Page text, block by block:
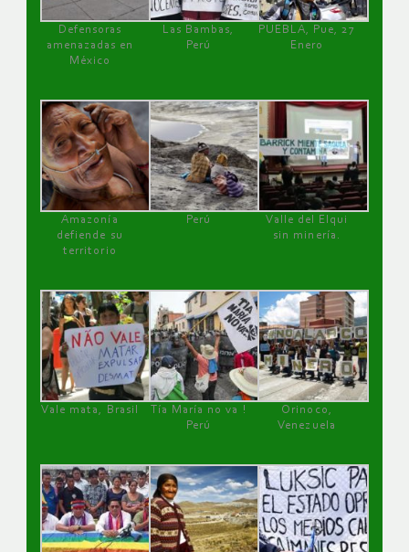
Defensoras
amenazadas en
México
Las Bambas,
Perú
PUEBLA, Pue, 27
Enero
Amazonía
defiende su
territorio
Perú
Valle del Elqui
sin minería.
Vale mata, Brasil
Tía María no va !
Perú
Orinoco,
Venezuela